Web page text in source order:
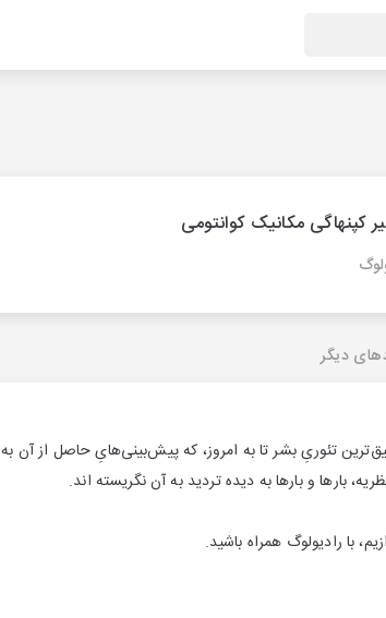
کپنهاگی مکانیک کوانتومی
دیگر
تئوریِ بشر تا به امروز، که پیش‌بینی‌هایِ حاصل از آن
بارها و بارها به دیده تردید به آن نگریسته اند.
با رادیولوگ همراه باشید.